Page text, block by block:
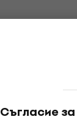
Съгласие